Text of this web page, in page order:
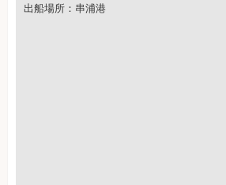
出船場所：串浦港